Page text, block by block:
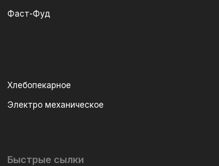
Фаст-Фуд
Хлебопекарное
Электро механическое
Быстрые сылки